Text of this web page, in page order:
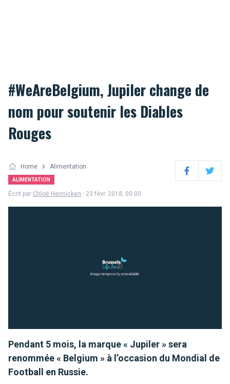
#WeAreBelgium, Jupiler change de
nom pour soutenir les Diables
Rouges
Home Alimentation
ALIMENTATION FacebookTwitter
Écrit par Chloé Hennicken - 23 févr. 2018, 00:00
Pendant 5 mois, la marque « Jupiler » sera
renommée « Belgium » à l’occasion du Mondial de
Football en Russie.